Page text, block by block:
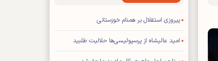
پیروزی استقلال بر همنام خوزستانی
امید عالیشاه از پرسپولیسی‌ها حلالیت طلبید